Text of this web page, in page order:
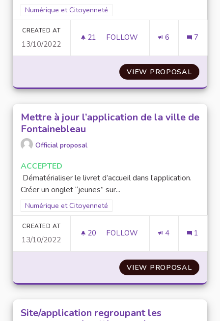
Filter results for scope: Numérique et Citoyenneté
Numérique et Citoyenneté
CREATED AT
13/10/2022
21 21 FOLLOWERS
FOLLOW 6 7
VIEW PROPOSAL
Mettre à jour l’application de la ville de
Fontainebleau
Official proposal
ACCEPTED
Dématérialiser le livret d’accueil dans l’application.
Créer un onglet “jeunes” sur...
Filter results for scope: Numérique et Citoyenneté
Numérique et Citoyenneté
CREATED AT
13/10/2022
20 20 FOLLOWERS
FOLLOW 4 1
VIEW PROPOSAL
Site/application regroupant les